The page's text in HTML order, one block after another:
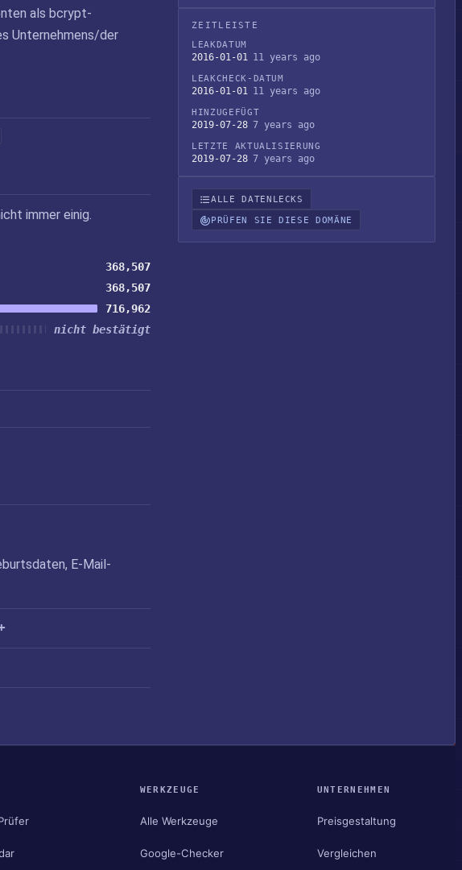
als bcrypt-
Unternehmens/der
immer einig.
368,507
368,507
716,962
nicht bestätigt
E-Mail-
ZEITLEISTE
LEAKDATUM
2016-01-01 11 years ago
LEAKCHECK-DATUM
2016-01-01 11 years ago
HINZUGEFÜGT
2019-07-28 7 years ago
LETZTE AKTUALISIERUNG
2019-07-28 7 years ago
ALLE DATENLECKS
PRÜFEN SIE DIESE DOMÄNE
WERKZEUGE
Alle Werkzeuge
Google-Checker
UNTERNEHMEN
Preisgestaltung
Vergleichen